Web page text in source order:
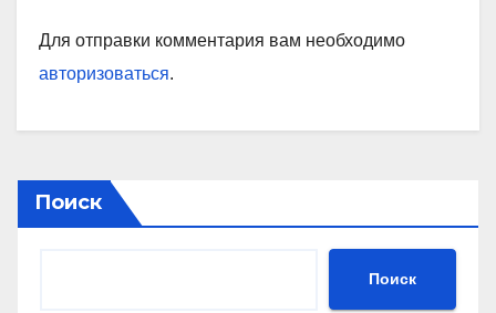
Для отправки комментария вам необходимо
авторизоваться.
Поиск
Поиск